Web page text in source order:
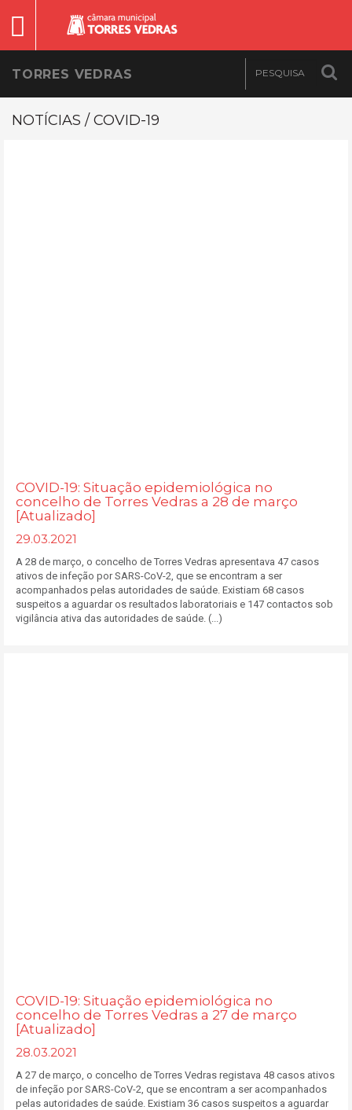
TORRES VEDRAS
NOTÍCIAS / COVID-19
COVID-19: Situação epidemiológica no
concelho de Torres Vedras a 28 de março
[Atualizado]
29.03.2021
A 28 de março, o concelho de Torres Vedras apresentava 47 casos
ativos de infeção por SARS-CoV-2, que se encontram a ser
acompanhados pelas autoridades de saúde. Existiam 68 casos
suspeitos a aguardar os resultados laboratoriais e 147 contactos sob
vigilância ativa das autoridades de saúde. (...)
COVID-19: Situação epidemiológica no
concelho de Torres Vedras a 27 de março
[Atualizado]
28.03.2021
A 27 de março, o concelho de Torres Vedras registava 48 casos ativos
de infeção por SARS-CoV-2, que se encontram a ser acompanhados
pelas autoridades de saúde. Existiam 36 casos suspeitos a aguardar